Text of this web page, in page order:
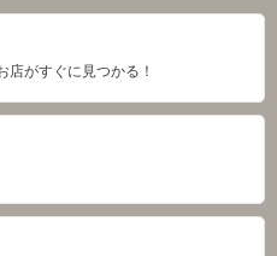
店がすぐに見つかる！